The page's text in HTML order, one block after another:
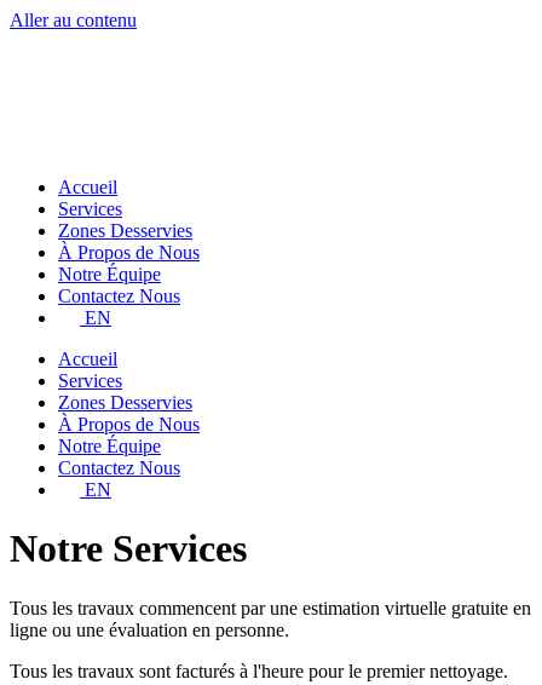
Aller au contenu
Accueil
Services
Zones Desservies
À Propos de Nous
Notre Équipe
Contactez Nous
EN
Accueil
Services
Zones Desservies
À Propos de Nous
Notre Équipe
Contactez Nous
EN
Notre Services
Tous les travaux commencent par une estimation virtuelle gratuite en
ligne ou une évaluation en personne.
Tous les travaux sont facturés à l'heure pour le premier nettoyage.